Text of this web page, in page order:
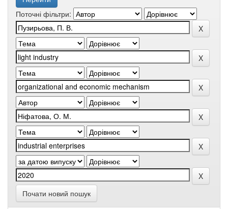
Поточні фільтри:
Почати новий пошук